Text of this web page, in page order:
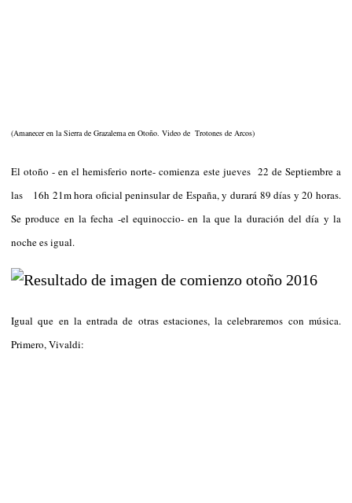
(Amanecer en la Sierra de Grazalema en Otoño. Video de Trotones de Arcos)
El otoño - en el hemisferio norte- comienza este jueves 22 de Septiembre a
las 16h 21m hora oficial peninsular de España, y durará 89 días y 20 horas.
Se produce en la fecha -el equinoccio- en la que la duración del día y la
noche es igual.
Igual que en la entrada de otras estaciones, la celebraremos con música.
Primero, Vivaldi: